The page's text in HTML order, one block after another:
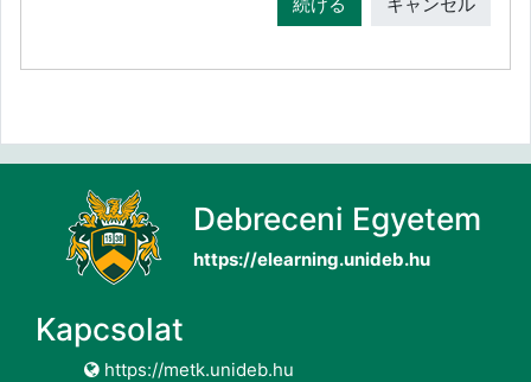
Debreceni Egyetem
https://elearning.unideb.hu
Kapcsolat
https://metk.unideb.hu